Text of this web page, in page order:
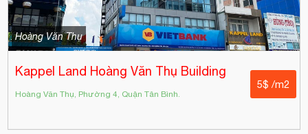
Hoàng Văn Thụ
Kappel Land Hoàng Văn Thụ Building
Hoàng Văn Thụ, Phường 4, Quận Tân Bình.
5$ /m2